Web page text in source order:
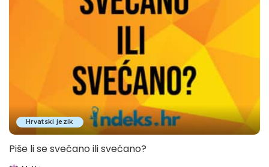
Hrvatski jezik
Piše li se svečano ili svećano?